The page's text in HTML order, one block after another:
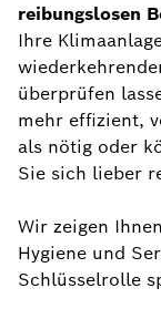
reibungslosen
Ihre
überprüfen
mehr effizient,
als nötig oder
Sie sich lieber
Wir zeigen
Hygiene und
Schlüsselrolle